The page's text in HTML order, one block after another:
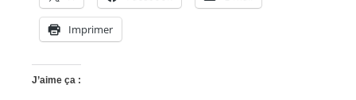
Imprimer
J’aime ça :